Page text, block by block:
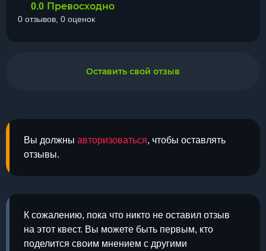
Вы должны авторизоваться, чтобы оставлять
отзывы.
К сожалению, пока что никто не оставил отзыв
на этот квест. Вы можете быть первым, кто
поделится своим мнением с другими
0.0 Превосходно
0 отзывов, 0 оценок
Оставить свой отзыв